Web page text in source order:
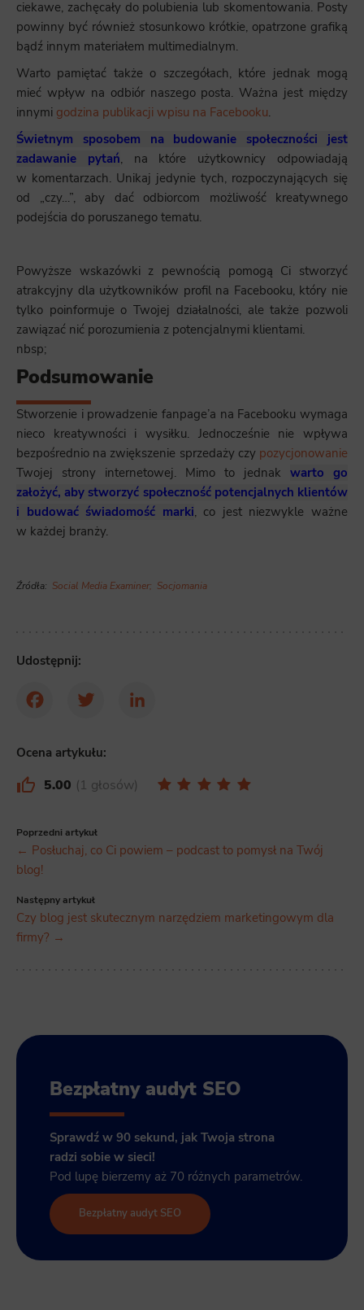
ciekawe, zachęcały do polubienia lub skomentowania. Posty
powinny być również stosunkowo krótkie, opatrzone grafiką
bądź innym materiałem multimedialnym.
Warto pamiętać także o szczegółach, które jednak mogą
mieć wpływ na odbiór naszego posta. Ważna jest między
innymi godzina publikacji wpisu na Facebooku.
Świetnym sposobem na budowanie społeczności jest
zadawanie pytań, na które użytkownicy odpowiadają
w komentarzach. Unikaj jedynie tych, rozpoczynających się
od „czy…”, aby dać odbiorcom możliwość kreatywnego
podejścia do poruszanego tematu.
Powyższe wskazówki z pewnością pomogą Ci stworzyć
atrakcyjny dla użytkowników profil na Facebooku, który nie
tylko poinformuje o Twojej działalności, ale także pozwoli
zawiązać nić porozumienia z potencjalnymi klientami.
nbsp;
Podsumowanie
Stworzenie i prowadzenie fanpage’a na Facebooku wymaga
nieco kreatywności i wysiłku. Jednocześnie nie wpływa
bezpośrednio na zwiększenie sprzedaży czy pozycjonowanie
Twojej strony internetowej. Mimo to jednak warto go
założyć, aby stworzyć społeczność potencjalnych klientów
i budować świadomość marki, co jest niezwykle ważne
w każdej branży.
Źródła: Social Media Examiner; Socjomania
Udostępnij:
FacebookTwitter LinkedIn
Ocena artykułu:
5.00 1 głosów
Poprzedni artykuł
← Posłuchaj, co Ci powiem – podcast to pomysł na Twój
blog!
Następny artykuł
Czy blog jest skutecznym narzędziem marketingowym dla
firmy? →
Bezpłatny audyt SEO
Sprawdź w 90 sekund, jak Twoja strona
radzi sobie w sieci!
Pod lupę bierzemy aż 70 różnych parametrów.
Bezpłatny audyt SEO